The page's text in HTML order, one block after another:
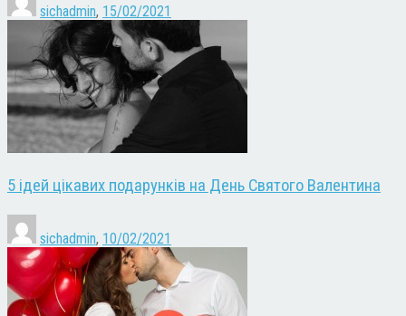
sichadmin, 15/02/2021
5 ідей цікавих подарунків на День Святого Валентина
sichadmin, 10/02/2021